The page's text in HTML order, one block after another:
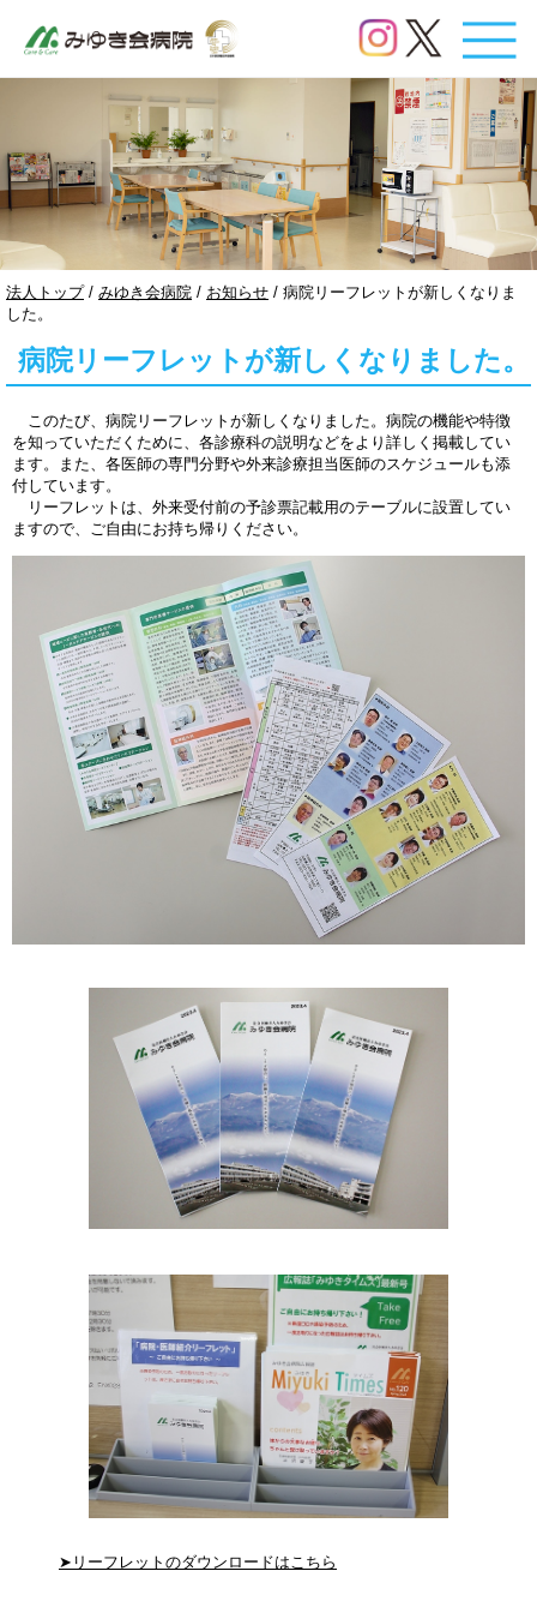
現
在
位
置：
法人トップ/ みゆき会病院 / お知らせ / 病院リーフレットが新しくなりま
した。
病院リーフレットが新しくなりました。
このたび、病院リーフレットが新しくなりました。病院の機能や特徴
を知っていただくために、各診療科の説明などをより詳しく掲載してい
ます。また、各医師の専門分野や外来診療担当医師のスケジュールも添
付しています。
リーフレットは、外来受付前の予診票記載用のテーブルに設置してい
ますので、ご自由にお持ち帰りください。
➤リーフレットのダウンロードはこちら